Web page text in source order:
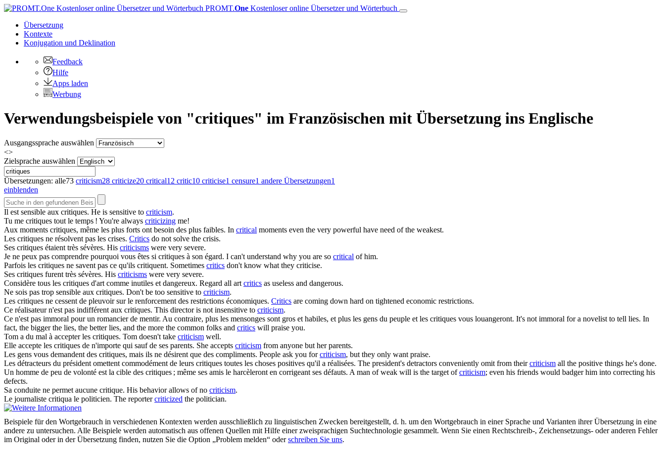
PROMT.One Kostenloser online Übersetzer und Wörterbuch
Übersetzung
Kontexte
Konjugation und Deklination
Feedback
Hilfe
Apps laden
Werbung
Verwendungsbeispiele von "critiques" im Französischen mit Übersetzung ins Englische
Ausgangssprache auswählen
<>
Zielsprache auswählen
Übersetzungen: alle73 criticism28 criticize20 critical12 critic10 criticise1 censure1 andere Übersetzungen1
einblenden
Il est sensible aux critiques. He is sensitive to criticism.
Tu me critiques tout le temps ! You're always criticizing me!
Aux moments critiques, même les plus forts ont besoin des plus faibles. In critical moments even the very powerful have need of the weakest.
Les critiques ne résolvent pas les crises. Critics do not solve the crisis.
Ses critiques étaient très sévères. His criticisms were very severe.
Je ne peux pas comprendre pourquoi vous êtes si critiques à son égard. I can't understand why you are so critical of him.
Parfois les critiques ne savent pas ce qu'ils critiquent. Sometimes critics don't know what they criticise.
Ses critiques furent très sévères. His criticisms were very severe.
Considère tous les critiques d'art comme inutiles et dangereux. Regard all art critics as useless and dangerous.
Ne sois pas trop sensible aux critiques. Don't be too sensitive to criticism.
Les critiques ne cessent de pleuvoir sur le renforcement des restrictions économiques. Critics are coming down hard on tightened economic restrictions.
Ce réalisateur n'est pas indifférent aux critiques. This director is not insensitive to criticism.
Ce n'est pas immoral pour un romancier de mentir. Au contraire, plus les mensonges sont gros et habiles, et plus les gens du peuple et les critiques vous louangeront. It's not immoral for a novelist to tell lies. In
fact, the bigger the lies, the better lies, and the more the common folks and critics will praise you.
Tom a du mal à accepter les critiques. Tom doesn't take criticism well.
Elle accepte les critiques de n'importe qui sauf de ses parents. She accepts criticism from anyone but her parents.
Les gens vous demandent des critiques, mais ils ne désirent que des compliments. People ask you forcriticism, but they only want praise.
Les détracteurs du président omettent commodément de leurs critiques toutes les choses positives qu'il a réalisées. The president's detractors conveniently omit from theircriticism all the positive things he's done.
Un homme de peu de volonté est la cible des critiques ; même ses amis le harcèleront en corrigeant ses défauts. A man of weak will is the target ofcriticism; even his friends would badger him into correcting his
defects.
Sa conduite ne permet aucune critique. His behavior allows of no criticism.
Le journaliste critiqua le politicien. The reportercriticized the politician.
Beispiele für den Wortgebrauch in verschiedenen Kontexten werden ausschließlich zu linguistischen Zwecken bereitgestellt, d. h. um den Wortgebrauch in einer Sprache und Varianten ihrer Übersetzung in eine
andere zu untersuchen. Alle Beispiele werden automatisch aus offenen Quellen mit Hilfe einer zweisprachigen Suchtechnologie gesammelt. Wenn Sie einen Rechtschreib-, Zeichensetzungs- oder anderen Fehler
im Original oder in der Übersetzung finden, nutzen Sie die Option „Problem melden“ oderschreiben Sie uns.